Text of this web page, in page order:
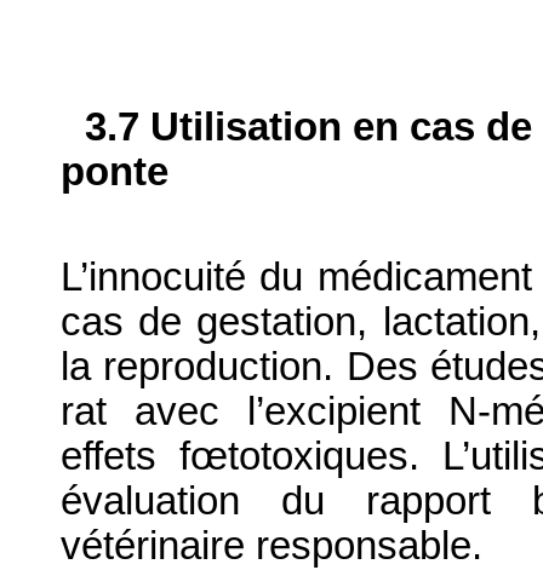
3.7 Utilisation en cas
ponte
L’innocuité du
cas de gestation,
la reproduction. Des
rat avec l’excipient N-
effets fœtotoxiques.
évaluation du rapport
vétérinaire responsable.